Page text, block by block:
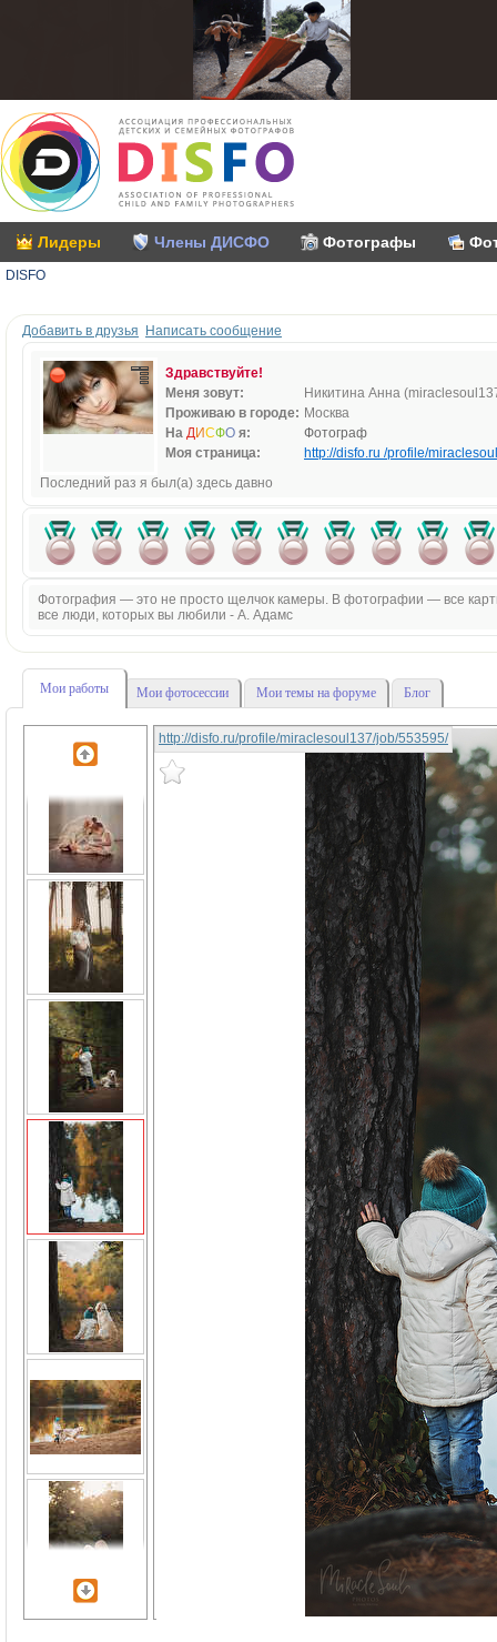
Лидеры Члены ДИСФО Фотографы
DISFO
Добавить в друзья Написать сообщение
Здравствуйте!
Меня зовут:
Никитина Анна
Проживаю в городе: Москва
На ДИСФО я:
Фотограф
Моя страница:
http://disfo.ru /profile/
Последний раз я был(а) здесь давно
Фотография — это не просто щелчок камеры. В фотографии — все
все люди, которых вы любили - А. Адамс
Мои работы Мои фотосессии Мои темы на форуме Блог
http://disfo.ru/profile/miraclesoul137/job/553595/